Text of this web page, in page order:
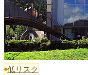
低リスク